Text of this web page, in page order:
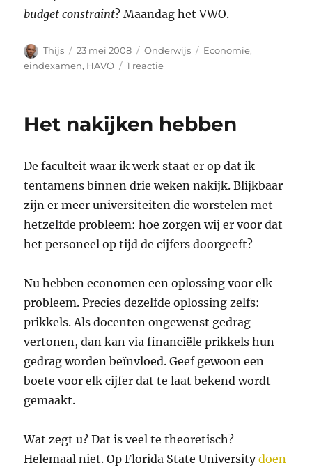
budget constraint? Maandag het VWO.
Auteur
Thijs
Geplaatst
op
23 mei 2008 Categorieën
Onderwijs Tags
Economie,
eindexamen, HAVO 1 reactieop
Het nakijken hebben
De faculteit waar ik werk staat er op dat ik
tentamens binnen drie weken nakijk. Blijkbaar
zijn er meer universiteiten die worstelen met
hetzelfde probleem: hoe zorgen wij er voor dat
het personeel op tijd de cijfers doorgeeft?
Nu hebben economen een oplossing voor elk
probleem. Precies dezelfde oplossing zelfs:
prikkels. Als docenten ongewenst gedrag
vertonen, dan kan via financiële prikkels hun
gedrag worden beïnvloed. Geef gewoon een
boete voor elk cijfer dat te laat bekend wordt
gemaakt.
Wat zegt u? Dat is veel te theoretisch?
Helemaal niet. Op Florida State Universitydoen